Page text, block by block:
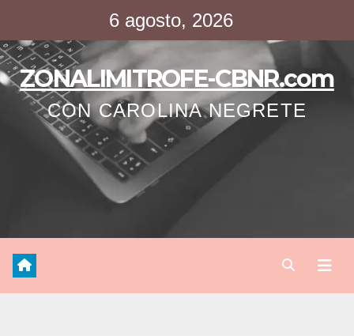
contenido
6 agosto, 2026
ZONALIMITROFE-CBNR.com
CON CAROLINA NEGRETE